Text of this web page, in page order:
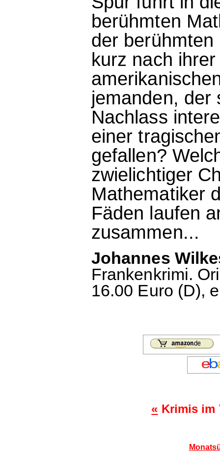
berühmten
der
kurz nach
jemanden, der
Nachlass
einer
gefallen?
zwielichtiger
Mathematiker
Fäden laufen
zusammen...
Johannes
Frankenkrimi.
16.00 Euro (D),
« Krimis im